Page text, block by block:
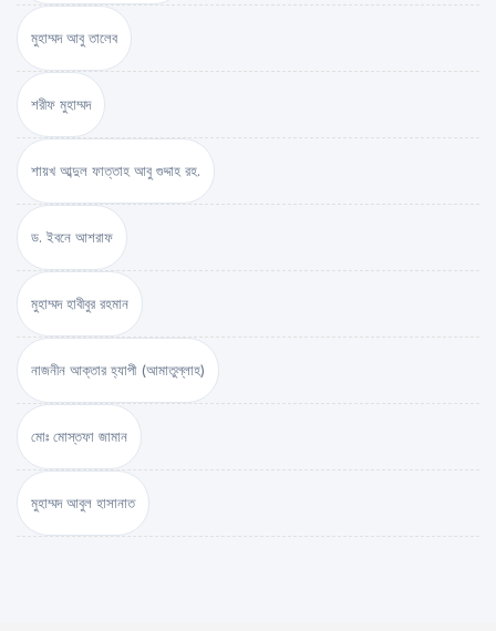
মুহাম্মদ আবু তালেব
শরীফ মুহাম্মদ
শায়খ আব্দুল ফাত্তাহ আবু গুদ্দাহ রহ.
ড. ইবনে আশরাফ
মুহাম্মদ হাবীবুর রহমান
নাজনীন আক্তার হ্যাপী (আমাতুল্লাহ)
মোঃ মোস্তফা জামান
মুহাম্মদ আবুল হাসানাত